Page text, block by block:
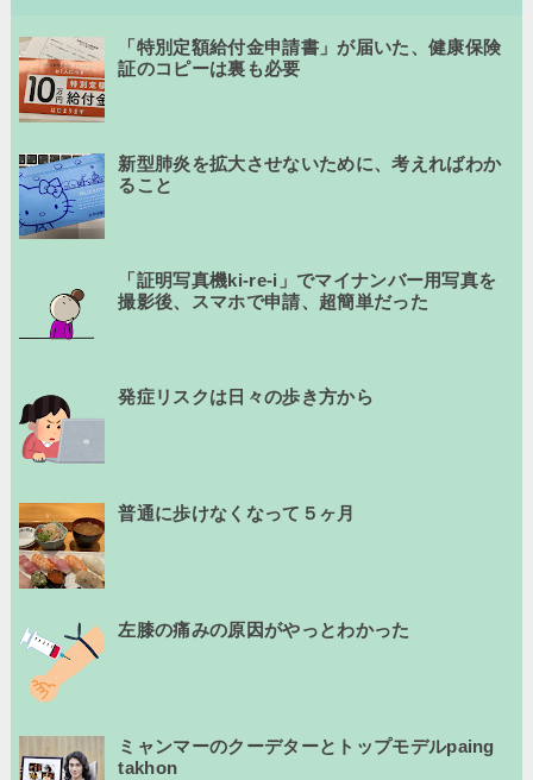
「特別定額給付金申請書」が届いた、健康保険
証のコピーは裏も必要
新型肺炎を拡大させないために、考えればわか
ること
「証明写真機ki-re-i」でマイナンバー用写真を
撮影後、スマホで申請、超簡単だった
発症リスクは日々の歩き方から
普通に歩けなくなって５ヶ月
左膝の痛みの原因がやっとわかった
ミャンマーのクーデターとトップモデルpaing
takhon